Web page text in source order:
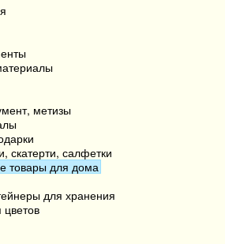
метизы
скатерти, салфетки
товары для дома
для хранения